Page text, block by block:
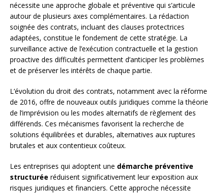
nécessite une approche globale et préventive qui s’articule
autour de plusieurs axes complémentaires. La rédaction
soignée des contrats, incluant des clauses protectrices
adaptées, constitue le fondement de cette stratégie. La
surveillance active de l’exécution contractuelle et la gestion
proactive des difficultés permettent d’anticiper les problèmes
et de préserver les intérêts de chaque partie.
L’évolution du droit des contrats, notamment avec la réforme
de 2016, offre de nouveaux outils juridiques comme la théorie
de l’imprévision ou les modes alternatifs de règlement des
différends. Ces mécanismes favorisent la recherche de
solutions équilibrées et durables, alternatives aux ruptures
brutales et aux contentieux coûteux.
Les entreprises qui adoptent une démarche préventive
structurée réduisent significativement leur exposition aux
risques juridiques et financiers. Cette approche nécessite